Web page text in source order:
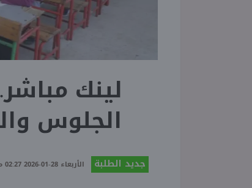
لينك
الجلوس
جديد الطلبة الأربعاء 28-01-2026 02:27 مـ